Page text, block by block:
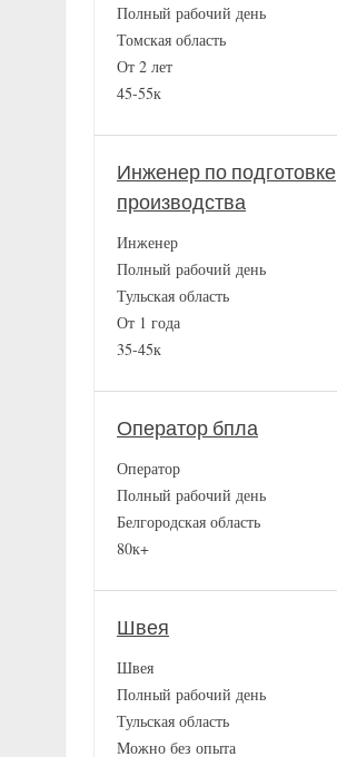
Полный рабочий день
Томская область
От 2 лет
45-55к
Инженер по подготовке
производства
Инженер
Полный рабочий день
Тульская область
От 1 года
35-45к
Оператор бпла
Оператор
Полный рабочий день
Белгородская область
80к+
Швея
Швея
Полный рабочий день
Тульская область
Можно без опыта